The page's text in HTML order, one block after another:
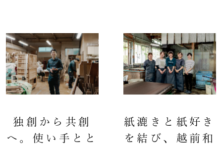
独創から共創
へ。使い手とと
紙漉きと紙好き
を結び、越前和